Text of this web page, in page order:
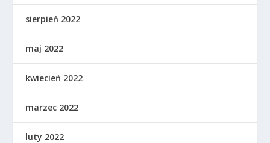
sierpień 2022
maj 2022
kwiecień 2022
marzec 2022
luty 2022